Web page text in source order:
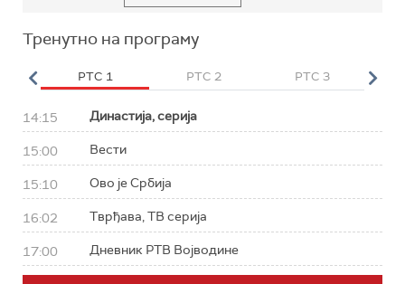
Тренутно на програму
РТС 1 РТС 2 РТС 3
14:15 Династија, серија
15:00 Вести
15:10 Ово је Србија
16:02 Тврђава, ТВ серија
17:00 Дневник РТВ Војводине